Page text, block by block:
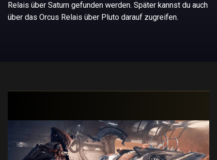
Relais über Saturn gefunden werden. Später kannst du auch
über das Orcus Relais über Pluto darauf zugreifen.